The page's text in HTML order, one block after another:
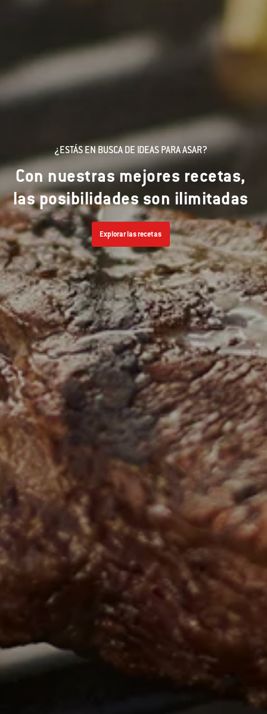
¿ESTÁS EN BUSCA DE IDEAS PARA ASAR?
Con nuestras mejores recetas,
las posibilidades son ilimitadas
Explorar las recetas